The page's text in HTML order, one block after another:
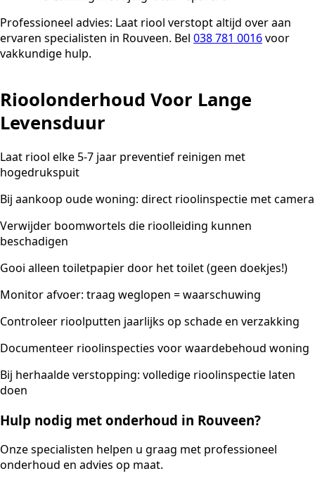
Professioneel advies: Laat riool verstopt altijd over aan
ervaren specialisten in Rouveen. Bel 038 781 0016voor
vakkundige hulp.
Rioolonderhoud Voor Lange
Levensduur
Laat riool elke 5-7 jaar preventief reinigen met
hogedrukspuit
Bij aankoop oude woning: direct rioolinspectie met camera
Verwijder boomwortels die rioolleiding kunnen
beschadigen
Gooi alleen toiletpapier door het toilet (geen doekjes!)
Monitor afvoer: traag weglopen = waarschuwing
Controleer rioolputten jaarlijks op schade en verzakking
Documenteer rioolinspecties voor waardebehoud woning
Bij herhaalde verstopping: volledige rioolinspectie laten
doen
Hulp nodig met onderhoud in Rouveen?
Onze specialisten helpen u graag met professioneel
onderhoud en advies op maat.